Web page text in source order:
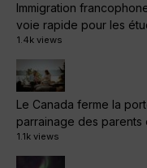
Immigration
voie rapide pour les
1.4k views
Le Canada ferme la
parrainage des parents
1.1k views